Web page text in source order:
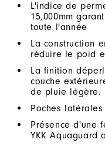
L'indice de
15,000mm
toute l'année
La construction
réduire le poid
La finition
couche
de pluie légère.
Poches
Présence d'une
YKK Aquaguard